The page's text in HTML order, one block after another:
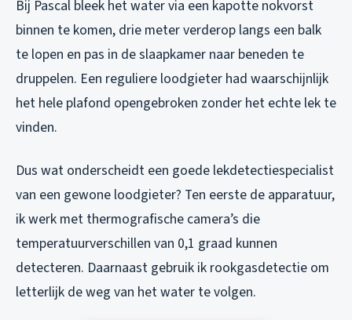
Bij Pascal bleek het water via een kapotte nokvorst
binnen te komen, drie meter verderop langs een balk
te lopen en pas in de slaapkamer naar beneden te
druppelen. Een reguliere loodgieter had waarschijnlijk
het hele plafond opengebroken zonder het echte lek te
vinden.
Dus wat onderscheidt een goede lekdetectiespecialist
van een gewone loodgieter? Ten eerste de apparatuur,
ik werk met thermografische camera’s die
temperatuurverschillen van 0,1 graad kunnen
detecteren. Daarnaast gebruik ik rookgasdetectie om
letterlijk de weg van het water te volgen.